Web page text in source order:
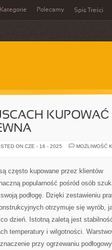
Kategorie Polecamy Spis Treści
KUPOWAĆ
ON CZE - 16 - 2025
MOŻLIWOŚĆ
często kupowane przez klientów
popularność pośród osób
podłogę. Dzięki zestawieniu
otrzymuje się wyrób,
dzień. Istotną zaletą jest
temperatury i wilgotności.
przy ogrzewaniu